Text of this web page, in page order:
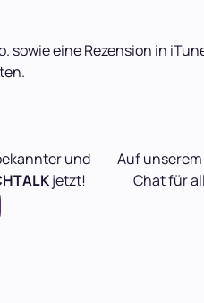
sowie eine Rezension in
und
jetzt!
Auf
Chat für